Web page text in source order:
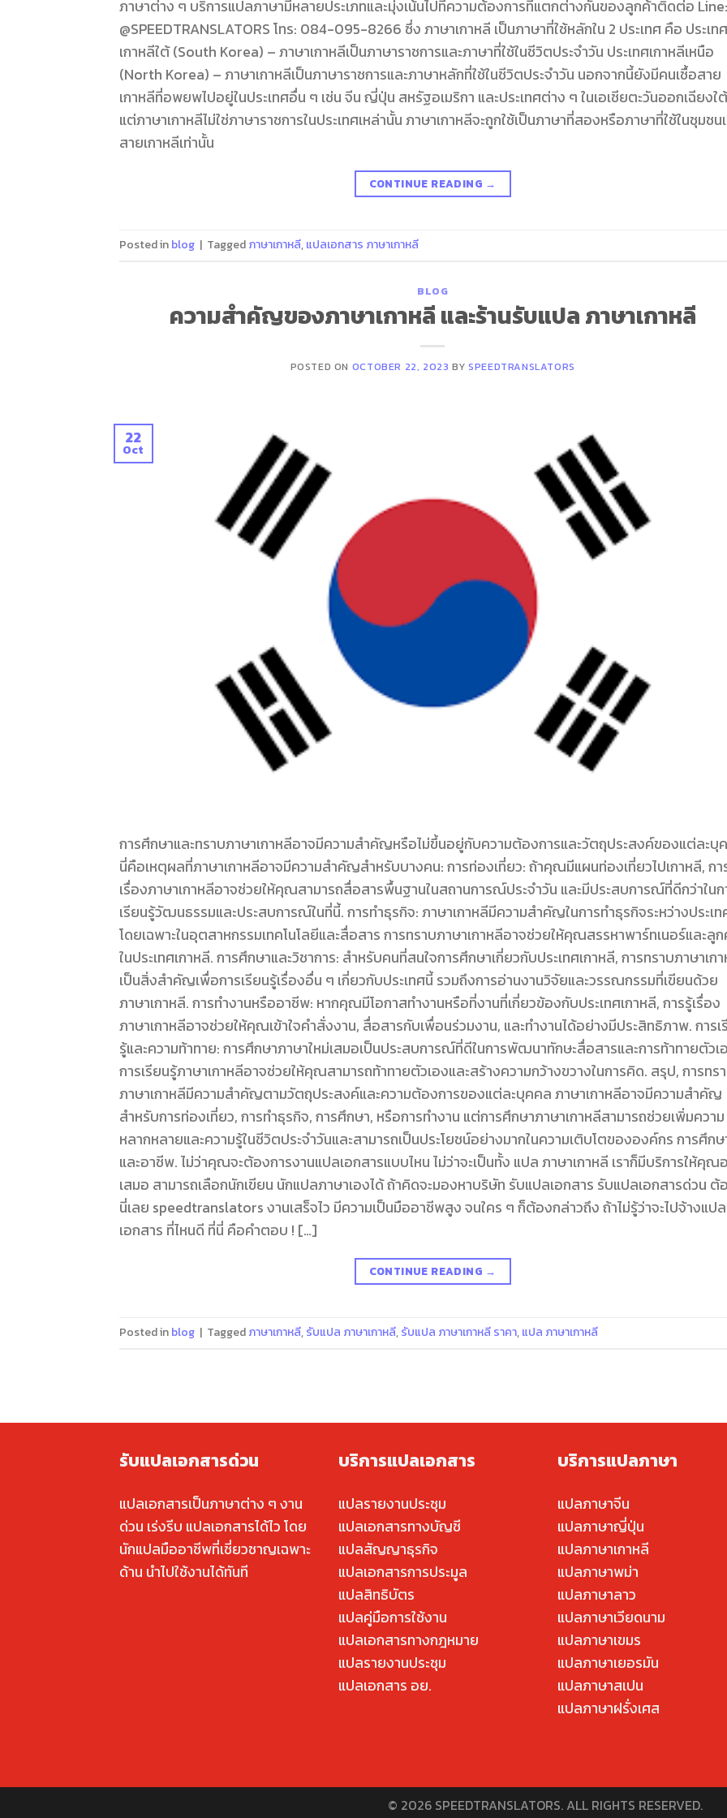
ภาษาต่าง ๆ บริการแปลภาษามีหลายประเภทและมุ่งเน้นไปที่ความต้องการที่แตกต่างกันของลูกค้าติดต่อ Line:
@SPEEDTRANSLATORS โทร: 084-095-8266 ซึ่ง ภาษาเกาหลี เป็นภาษาที่ใช้หลักใน 2 ประเทศ คือ ประเทศ
เกาหลีใต้ (South Korea) – ภาษาเกาหลีเป็นภาษาราชการและภาษาที่ใช้ในชีวิตประจำวัน ประเทศเกาหลีเหนือ
(North Korea) – ภาษาเกาหลีเป็นภาษาราชการและภาษาหลักที่ใช้ในชีวิตประจำวัน นอกจากนี้ยังมีคนเชื้อสาย
เกาหลีที่อพยพไปอยู่ในประเทศอื่น ๆ เช่น จีน ญี่ปุ่น สหรัฐอเมริกา และประเทศต่าง ๆ ในเอเชียตะวันออกเฉียงใต้
แต่ภาษาเกาหลีไม่ใช่ภาษาราชการในประเทศเหล่านั้น ภาษาเกาหลีจะถูกใช้เป็นภาษาที่สองหรือภาษาที่ใช้ในชุมชน
สายเกาหลีเท่านั้น
CONTINUE READING →
Posted inblog | Taggedภาษาเกาหลี,แปลเอกสาร ภาษาเกาหลี
BLOG
ความสำคัญของภาษาเกาหลี และร้านรับแปล ภาษาเกาหลี
POSTED ON OCTOBER 22, 2023 BYSPEEDTRANSLATORS
22
Oct
การศึกษาและทราบภาษาเกาหลีอาจมีความสำคัญหรือไม่ขึ้นอยู่กับความต้องการและวัตถุประสงค์ของแต่ละบุ
นี่คือเหตุผลที่ภาษาเกาหลีอาจมีความสำคัญสำหรับบางคน: การท่องเที่ยว: ถ้าคุณมีแผนท่องเที่ยวไปเกาหลี, กา
เรื่องภาษาเกาหลีอาจช่วยให้คุณสามารถสื่อสารพื้นฐานในสถานการณ์ประจำวัน และมีประสบการณ์ที่ดีกว่าในก
เรียนรู้วัฒนธรรมและประสบการณ์ในที่นี้. การทำธุรกิจ: ภาษาเกาหลีมีความสำคัญในการทำธุรกิจระหว่างประเ
โดยเฉพาะในอุตสาหกรรมเทคโนโลยีและสื่อสาร การทราบภาษาเกาหลีอาจช่วยให้คุณสรรหาพาร์ทเนอร์และลูก
ในประเทศเกาหลี. การศึกษาและวิชาการ: สำหรับคนที่สนใจการศึกษาเกี่ยวกับประเทศเกาหลี, การทราบภาษาเก
เป็นสิ่งสำคัญเพื่อการเรียนรู้เรื่องอื่น ๆ เกี่ยวกับประเทศนี้ รวมถึงการอ่านงานวิจัยและวรรณกรรมที่เขียนด้วย
ภาษาเกาหลี. การทำงานหรืออาชีพ: หากคุณมีโอกาสทำงานหรือที่งานที่เกี่ยวข้องกับประเทศเกาหลี, การรู้เรื่อง
ภาษาเกาหลีอาจช่วยให้คุณเข้าใจคำสั่งงาน, สื่อสารกับเพื่อนร่วมงาน, และทำงานได้อย่างมีประสิทธิภาพ. การเ
รู้และความท้าทาย: การศึกษาภาษาใหม่เสมอเป็นประสบการณ์ที่ดีในการพัฒนาทักษะสื่อสารและการท้าทายตัวเ
การเรียนรู้ภาษาเกาหลีอาจช่วยให้คุณสามารถท้าทายตัวเองและสร้างความกว้างขวางในการคิด. สรุป, การทร
ภาษาเกาหลีมีความสำคัญตามวัตถุประสงค์และความต้องการของแต่ละบุคคล ภาษาเกาหลีอาจมีความสำคัญ
สำหรับการท่องเที่ยว, การทำธุรกิจ, การศึกษา, หรือการทำงาน แต่การศึกษาภาษาเกาหลีสามารถช่วยเพิ่มความ
หลากหลายและความรู้ในชีวิตประจำวันและสามารถเป็นประโยชน์อย่างมากในความเติบโตขององค์กร การศึกษ
และอาชีพ. ไม่ว่าคุณจะต้องการงานแปลเอกสารแบบไหน ไม่ว่าจะเป็นทั้ง แปล ภาษาเกาหลี เราก็มีบริการให้คุณ
เสมอ สามารถเลือกนักเขียน นักแปลภาษาเองได้ ถ้าคิดจะมองหาบริษัท รับแปลเอกสาร รับแปลเอกสารด่วน ต้
นี่เลย speedtranslators งานเสร็จไว มีความเป็นมืออาชีพสูง จนใคร ๆ ก็ต้องกล่าวถึง ถ้าไม่รู้ว่าจะไปจ้างแปล
เอกสาร ที่ไหนดี ที่นี่ คือคำตอบ ! […]
CONTINUE READING →
Posted inblog | Taggedภาษาเกาหลี,รับแปล ภาษาเกาหลี,รับแปล ภาษาเกาหลี ราคา,แปล ภาษาเกาหลี
รับแปลเอกสารด่วน
แปลเอกสารเป็นภาษาต่าง ๆ งาน
ด่วน เร่งรีบ แปลเอกสารได้ไว โดย
นักแปลมืออาชีพที่เชี่ยวชาญเฉพาะ
ด้าน นำไปใช้งานได้ทันที
บริการแปลเอกสาร
แปลรายงานประชุม
แปลเอกสารทางบัญชี
แปลสัญญาธุรกิจ
แปลเอกสารการประมูล
แปลสิทธิบัตร
แปลคู่มือการใช้งาน
แปลเอกสารทางกฎหมาย
แปลรายงานประชุม
แปลเอกสาร อย.
บริการแปลภาษา
แปลภาษาจีน
แปลภาษาญี่ปุ่น
แปลภาษาเกาหลี
แปลภาษาพม่า
แปลภาษาลาว
แปลภาษาเวียดนาม
แปลภาษาเขมร
แปลภาษาเยอรมัน
แปลภาษาสเปน
แปลภาษาฝรั่งเศส
© 2026 SPEEDTRANSLATORS. ALL RIGHTS RESERVED.